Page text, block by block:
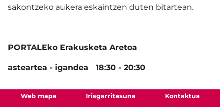
sakontzeko aukera eskaintzen duten bitartean.
PORTALEko Erakusketa Aretoa
asteartea - igandea 18:30 - 20:30
Web mapa Irisgarritasuna
Kontaktua